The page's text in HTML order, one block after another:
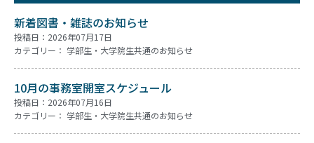
新着図書・雑誌のお知らせ
投稿日：2026年07月17日
カテゴリー： 学部生・大学院生共通のお知らせ
10月の事務室開室スケジュール
投稿日：2026年07月16日
カテゴリー： 学部生・大学院生共通のお知らせ